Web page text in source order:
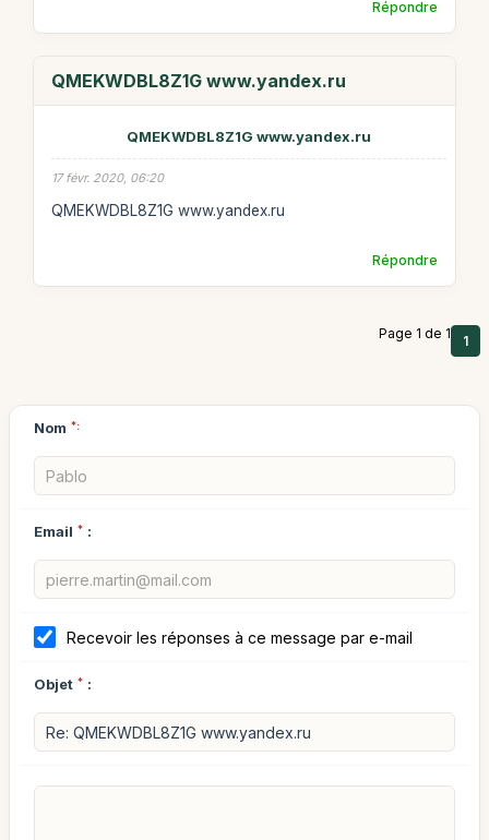
Répondre
QMEKWDBL8Z1G www.yandex.ru
QMEKWDBL8Z1G www.yandex.ru
17 févr. 2020, 06:20
QMEKWDBL8Z1G www.yandex.ru
Répondre
Page 1 de 1 1
Nom *:
Email * :
Recevoir les réponses à ce message par e-mail
Objet * :